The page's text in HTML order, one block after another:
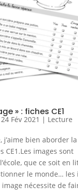
» : fiches CE1
24 Fév 2021 | Lecture
j’aime bien aborder
CE1.Les images sont
que ce soit en
le monde… les
nécessite de